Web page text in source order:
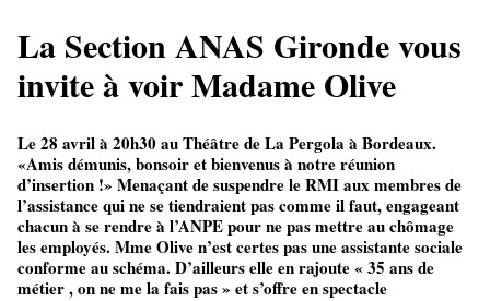
La Section ANAS Gironde vous
invite à voir Madame Olive
Le 28 avril à 20h30 au Théâtre de La Pergola à Bordeaux.
«Amis démunis, bonsoir et bienvenus à notre réunion
d’insertion !» Menaçant de suspendre le RMI aux membres de
l’assistance qui ne se tiendraient pas comme il faut, engageant
chacun à se rendre à l’ANPE pour ne pas mettre au chômage
les employés. Mme Olive n’est certes pas une assistante sociale
conforme au schéma. D’ailleurs elle en rajoute « 35 ans de
métier , on ne me la fais pas » et s’offre en spectacle